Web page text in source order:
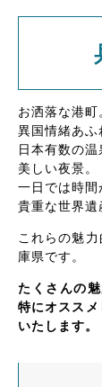
お洒落な港町
異国情緒あふ
日本有数の温
美しい夜景。
一日では時間
貴重な世界遺
これらの魅
庫県です。
たくさんの
特にオスス
いたします。